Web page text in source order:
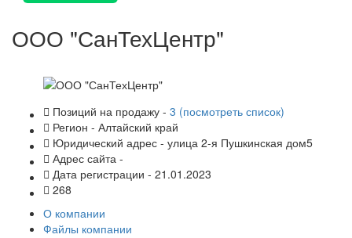
ООО "СанТехЦентр"
Позиций на продажу - 3 (посмотреть список)
Регион - Алтайский край
Юридический адрес - улица 2-я Пушкинская дом5
Адрес сайта -
Дата регистрации - 21.01.2023
268
О компании
Файлы компании